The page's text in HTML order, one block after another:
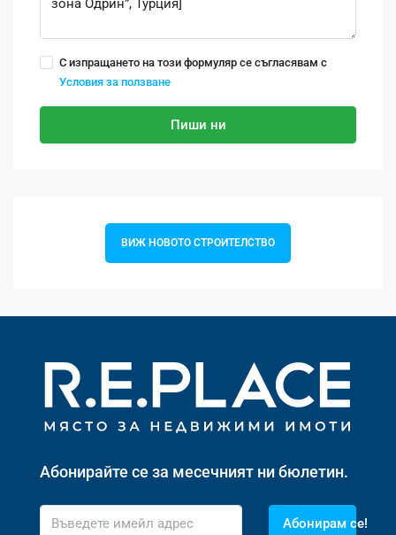
С изпращането на този формуляр се съгласявам с
Условия за ползване
Пиши ни
ВИЖ НОВОТО СТРОИТЕЛСТВО
Абонирайте се за месечният ни бюлетин.
Абонирам се!